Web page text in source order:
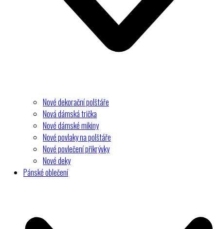
Nové dekorační polštáře
Nová dámská trička
Nové dámské mikiny
Nové povlaky na polštáře
Nové povlečení přikrývky
Nové deky
Pánské oblečení